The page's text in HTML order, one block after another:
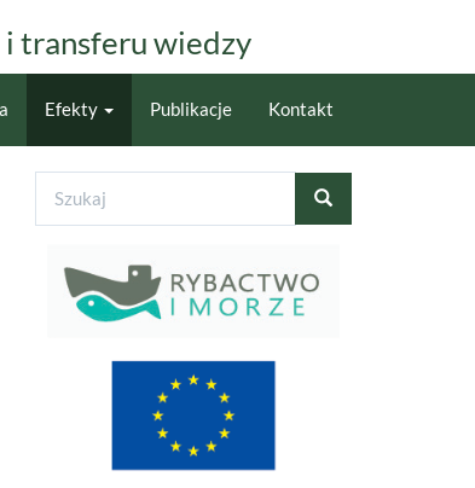
transferu wiedzy
Efekty Publikacje Kontakt
Formularz
wyszukiwania